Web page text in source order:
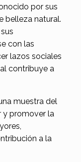
por sus
belleza natural.
con las
lazos sociales
contribuye a
muestra del
y promover la
a la